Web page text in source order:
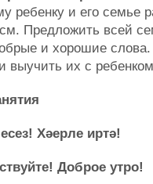
ребенку и его семье
Предложить всей
и хорошие
выучить их с
Хәерле иртә!
Доброе утро!